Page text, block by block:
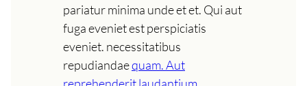
pariatur minima unde et et. Qui aut
fuga eveniet est perspiciatis
eveniet. necessitatibus
repudiandaequam. Aut